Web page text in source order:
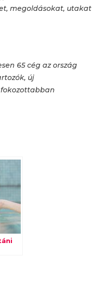
megoldásokat, utakat
65 cég az ország
új